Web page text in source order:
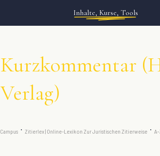
Inhalte, Kurse, Tools
Kurzkommentar
Verlag)
Campus Zitierlex | Online-Lexikon Zur Juristischen Zitierweise